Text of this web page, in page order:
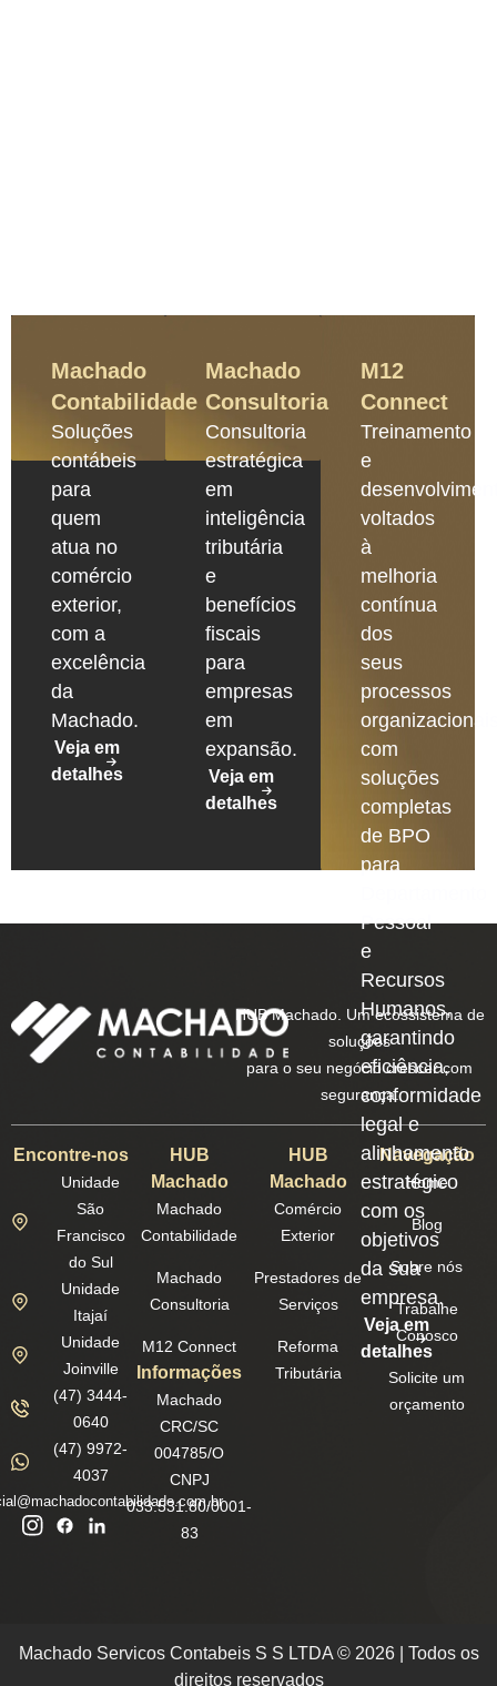
Machado
Contabilidade
Soluções
contábeis
para
quem
atua no
comércio
exterior,
com a
excelência
da
Machado.
Veja em
detalhes
Machado
Consultoria
Consultoria
estratégica
em
inteligência
tributária
e
benefícios
fiscais
para
empresas
em
expansão.
Veja em
detalhes
M12
Connect
Treinamento
e
voltados
à
melhoria
contínua
dos
seus
processos
com
soluções
completas
de BPO
para
Pessoal
e
Recursos
Humanos,
garantindo
eficiência,
conformidade
legal e
alinhamento
estratégico
com os
objetivos
da sua
empresa.
Veja em
detalhes
HUB Machado. Um ecossistema de
soluções
para o seu negócio crescer com
segurança.
Encontre-nos
Unidade
São
Francisco
do Sul
Unidade
Itajaí
Unidade
Joinville
(47) 3444-
0640
(47) 9972-
4037
HUB
Machado
Machado
Contabilidade
Machado
Consultoria
M12 Connect
Informações
Machado
CRC/SC
004785/O
CNPJ
033.531.80/0001-
83
HUB
Machado
Comércio
Exterior
Prestadores de
Serviços
Reforma
Tributária
Navegação
Home
Blog
Sobre nós
Trabalhe
Conosco
Solicite um
orçamento
Machado Servicos Contabeis S S LTDA © 2026 | Todos os
direitos reservados